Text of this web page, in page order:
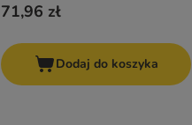
71,96 zł
Dodaj do koszyka